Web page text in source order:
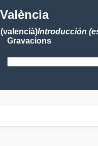
Introducción
Gravacions